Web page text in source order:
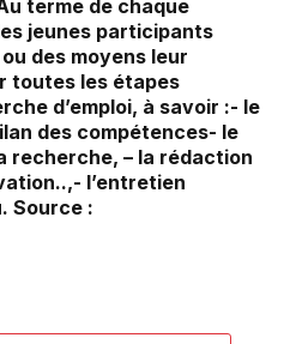
terme de chaque
jeunes participants
des moyens leur
toutes les étapes
d’emploi, à savoir :- le
des compétences- le
recherche, – la rédaction
l’entretien
Source :